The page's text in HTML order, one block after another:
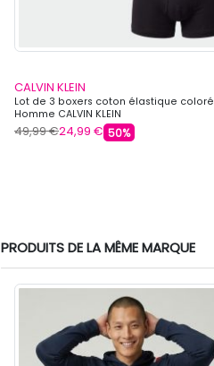
CALVIN KLEIN
Lot de 3 boxers coton élastique coloré
Homme CALVIN KLEIN
49,99 €24,99 € 50%
PRODUITS DE LA MÊME MARQUE